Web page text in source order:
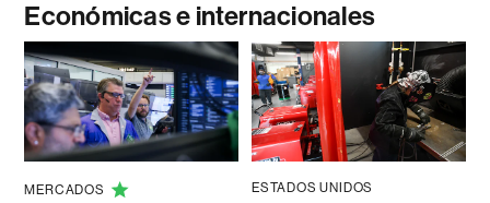
Económicas e internacionales
MERCADOS ESTADOS UNIDOS